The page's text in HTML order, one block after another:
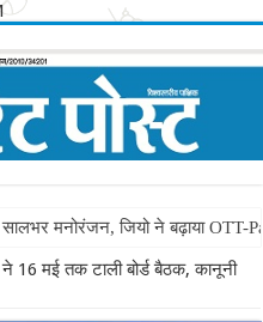
मनोरंजन, जियो ने बढ़ाया OTT-
16 मई तक टाली बोर्ड बैठक, कानूनी